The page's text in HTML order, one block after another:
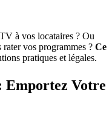
à vos locataires ? Ou
rater vos programmes ? Ce
pratiques et légales.
Emportez Votre